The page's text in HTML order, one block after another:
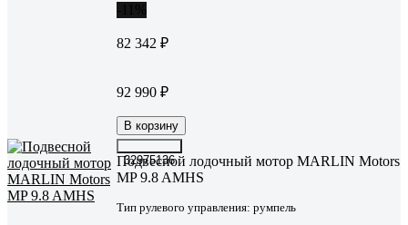
82 342 ₽
92 990 ₽
В корзину
32975136
Подвесной лодочный мотор MARLIN Motors
MP 9.8 AMHS
Тип рулевого управления: румпель